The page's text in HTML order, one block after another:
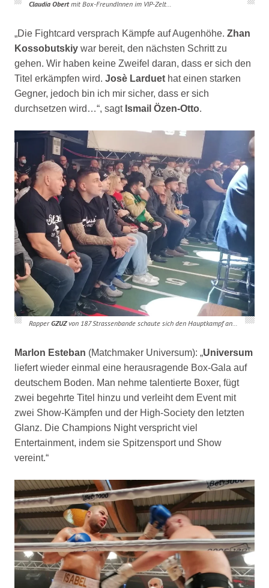
Claudia Obertmit Box-FreundInnen im VIP-Zelt…
„Die Fightcard versprach Kämpfe aufAugenhöhe. Zhan
Kossobutskiy war bereit, den nächsten Schritt zu
gehen. Wir haben keine Zweifel daran, dass er sich den
Titel erkämpfen wird. Josè Larduet hat einen starken
Gegner, jedoch bin ich mir sicher, dass er sich
durchsetzen wird…“, sagt Ismail Özen-Otto.
RapperGZUZvon 187 Strassenbande schaute sich den Hauptkampf an…
Marlon Esteban (Matchmaker Universum): „Universum
liefert wieder einmal eine herausragende Box-Gala auf
deutschem Boden. Man nehme talentierte Boxer, fügt
zwei begehrte Titel hinzu und verleiht dem Event mit
zwei Show-Kämpfen und der High-Society den letzten
Glanz. Die Champions Nightverspricht viel
Entertainment, indem sie Spitzensport und Show
vereint.“